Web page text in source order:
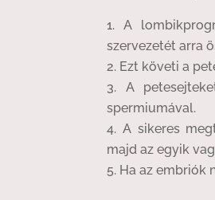
A
szervezetét arra
Ezt követi a
A
spermiumával.
A sikeres
majd az egyik
Ha az embriók